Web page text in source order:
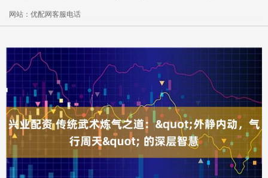
网站：优配网客服电话